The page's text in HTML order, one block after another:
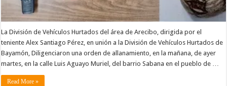
La División de Vehículos Hurtados del área de Arecibo, dirigida por el
teniente Alex Santiago Pérez, en unión a la División de Vehículos Hurtados de
Bayamón, Diligenciaron una orden de allanamiento, en la mañana, de ayer
martes, en la calle Luis Aguayo Muriel, del barrio Sabana en el pueblo de …
Read More »